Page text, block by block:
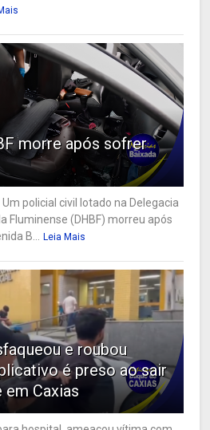
morre após sofrer
Um policial civil lotado na Delegacia
Fluminense (DHBF) morreu após
B...
Leia Mais
e roubou
é preso ao sair
em Caxias